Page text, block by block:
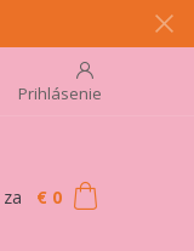
Prihlásenie
za € 0